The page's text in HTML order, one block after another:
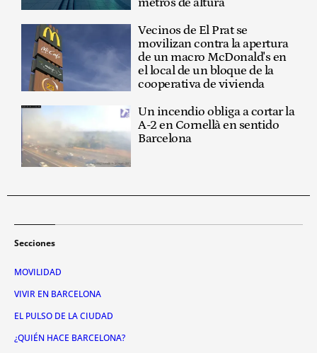
Vecinos de El Prat se
movilizan contra la apertura
de un macro McDonald's en
el local de un bloque de la
cooperativa de vivienda
Un incendio obliga a cortar la
A-2 en Cornellà en sentido
Barcelona
Secciones
MOVILIDAD
VIVIR EN BARCELONA
EL PULSO DE LA CIUDAD
¿QUIÉN HACE BARCELONA?